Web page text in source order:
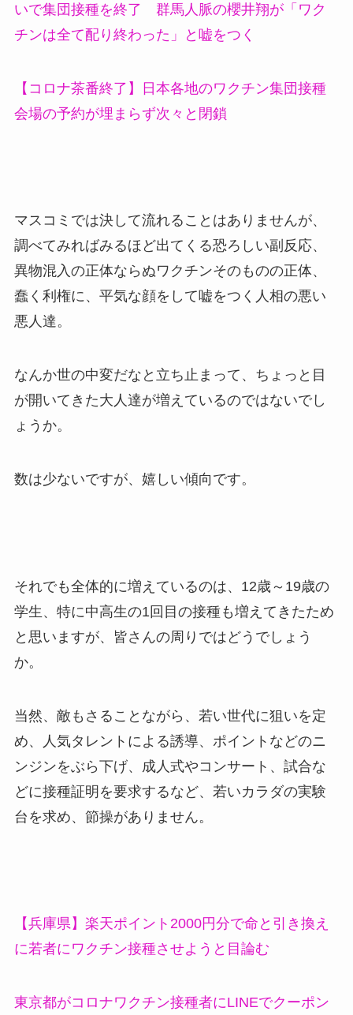
いで集団接種を終了 群馬人脈の櫻井翔が「ワク
チンは全て配り終わった」と嘘をつく
【コロナ茶番終了】日本各地のワクチン集団接種
会場の予約が埋まらず次々と閉鎖
マスコミでは決して流れることはありませんが、
調べてみればみるほど出てくる恐ろしい副反応、
異物混入の正体ならぬワクチンそのものの正体、
蠢く利権に、平気な顔をして嘘をつく人相の悪い
悪人達。
なんか世の中変だなと立ち止まって、ちょっと目
が開いてきた大人達が増えているのではないでし
ょうか。
数は少ないですが、嬉しい傾向です。
それでも全体的に増えているのは、12歳～19歳の
学生、特に中高生の1回目の接種も増えてきたため
と思いますが、皆さんの周りではどうでしょう
か。
当然、敵もさることながら、若い世代に狙いを定
め、人気タレントによる誘導、ポイントなどのニ
ンジンをぶら下げ、成人式やコンサート、試合な
どに接種証明を要求するなど、若いカラダの実験
台を求め、節操がありません。
【兵庫県】楽天ポイント2000円分で命と引き換え
に若者にワクチン接種させようと目論む
東京都がコロナワクチン接種者にLINEでクーポン